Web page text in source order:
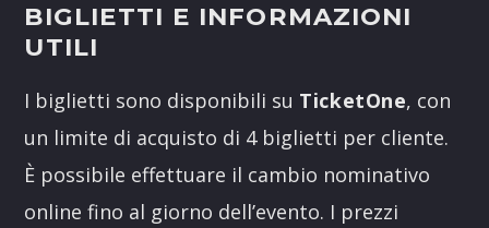
BIGLIETTI E INFORMAZIONI
UTILI
I biglietti sono disponibili su TicketOne, con
un limite di acquisto di 4 biglietti per cliente.
È possibile effettuare il cambio nominativo
online fino al giorno dell’evento. I prezzi